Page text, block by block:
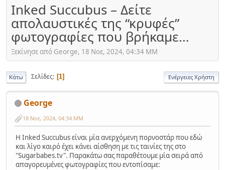
Inked Succubus – Δείτε
απολαυστικές της “κρυφές”
φωτογραφίες που βρήκαμε…
Ξεκίνησε από George, 18 Νοε, 2024, 04:34 ΜΜ
Κάτω Σελίδες 1 Ενέργειες Χρήστη
George
18 Νοε, 2024, 04:34 ΜΜ
Η Inked Succubus είναι μία ανερχόμενη πορνοστάρ που εδώ
και λίγο καιρό έχει κάνει αίσθηση με τις ταινίες της στο
"Sugarbabes.tv". Παρακάτω σας παραθέτουμε μία σειρά από
απαγορευμένες φωτογραφίες που εντοπίσαμε: